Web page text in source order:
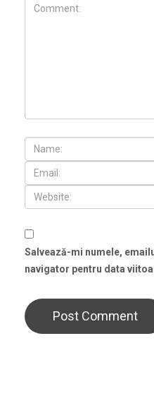
Salvează-mi numele,
navigator pentru data